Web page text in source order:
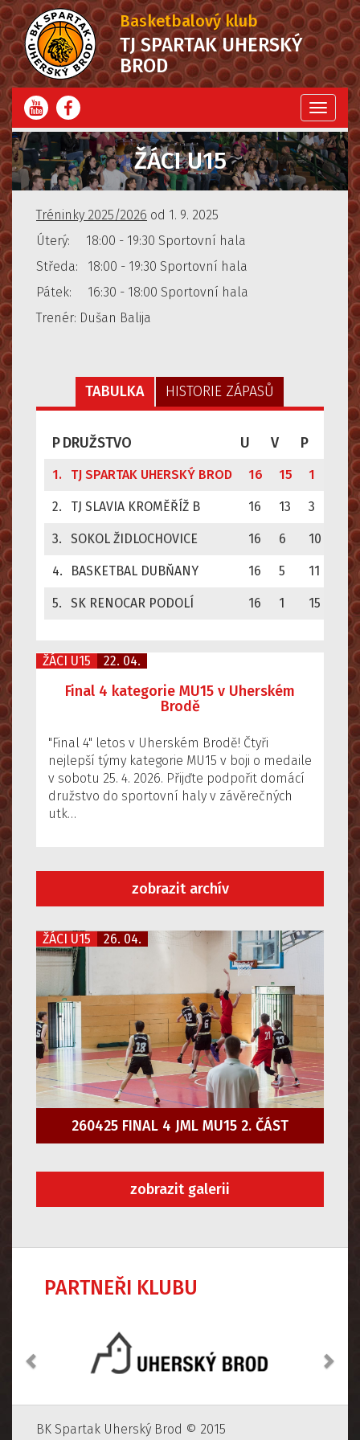
Basketbalový klub
TJ SPARTAK UHERSKÝ
BROD
Menu
ŽÁCI U15
Tréninky 2025/2026 od 1. 9. 2025
Úterý: 18:00 - 19:30 Sportovní hala
Středa: 18:00 - 19:30 Sportovní hala
Pátek: 16:30 - 18:00 Sportovní hala
Trenér: Dušan Balija
TABULKA HISTORIE ZÁPASŮ
PDRUŽSTVO U V P
1. TJ SPARTAK UHERSKÝ BROD 16 15 1
2. TJ SLAVIA KROMĚŘÍŽ B 16 13 3
3. SOKOL ŽIDLOCHOVICE 16 6 10
4. BASKETBAL DUBŇANY 16 5 11
5. SK RENOCAR PODOLÍ 16 1 15
ŽÁCI U15 22. 04.
Final 4 kategorie MU15 v Uherském
Brodě
"Final 4" letos v Uherském Brodě! Čtyři
nejlepší týmy kategorie MU15 v boji o medaile
v sobotu 25. 4. 2026. Přijďte podpořit domácí
družstvo do sportovní haly v závěrečných
utk…
zobrazit archív
ŽÁCI U15 26. 04.
260425 FINAL 4 JML MU15 2. ČÁST
zobrazit galerii
PARTNEŘI KLUBU
BK Spartak Uherský Brod © 2015